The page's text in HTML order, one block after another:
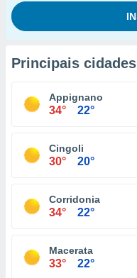
Principais cidades
Appignano
34° 22°
Cingoli
30° 20°
Corridonia
34° 22°
Macerata
33° 22°